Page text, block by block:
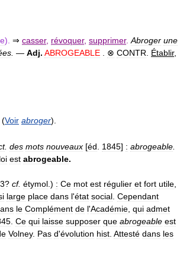
). ⇒ casser, révoquer, supprimer. Abroger une
— Adj. ABROGEABLE ⊗ CONTR Établir,
. (Voir abroger).
. des mots nouveaux [éd 1845] : abrogeable
loi est abrogeable.
? cf. étymol .) : Ce mot est régulier et fort utile
large place dans l'état social Cependant
le Complément de l'Académie qui admet
Ce qui laisse supposer que abrogeable est
Volney. Pas d'évolution hist Attesté dans les